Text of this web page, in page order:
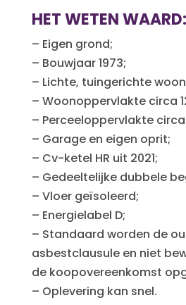
HET WETEN WAARD:
– Eigen grond;
– Bouwjaar 1973;
– Lichte, tuingerichte
– Woonoppervlakte circa
– Perceeloppervlakte circa
– Garage en eigen oprit;
– Cv-ketel HR uit 2021;
– Gedeeltelijke dubbele
– Vloer geïsoleerd;
– Energielabel D;
– Standaard worden de
asbestclausule en niet
de koopovereenkomst
– Oplevering kan snel.